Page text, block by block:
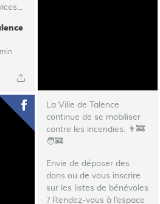
La Ville de Talence
continue de se mobiliser
contre les incendies. 👨‍🚒
🧑‍🚒
Envie de déposer des
dons ou de vous inscrire
sur les listes de bénévoles
? Rendez-vous à l’espace